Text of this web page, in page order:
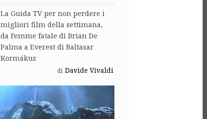
La Guida TV per non perdere i
migliori film della settimana,
da Femme fatale di Brian De
Palma a Everest di Baltasar
Kormákur.
di Davide Vivaldi